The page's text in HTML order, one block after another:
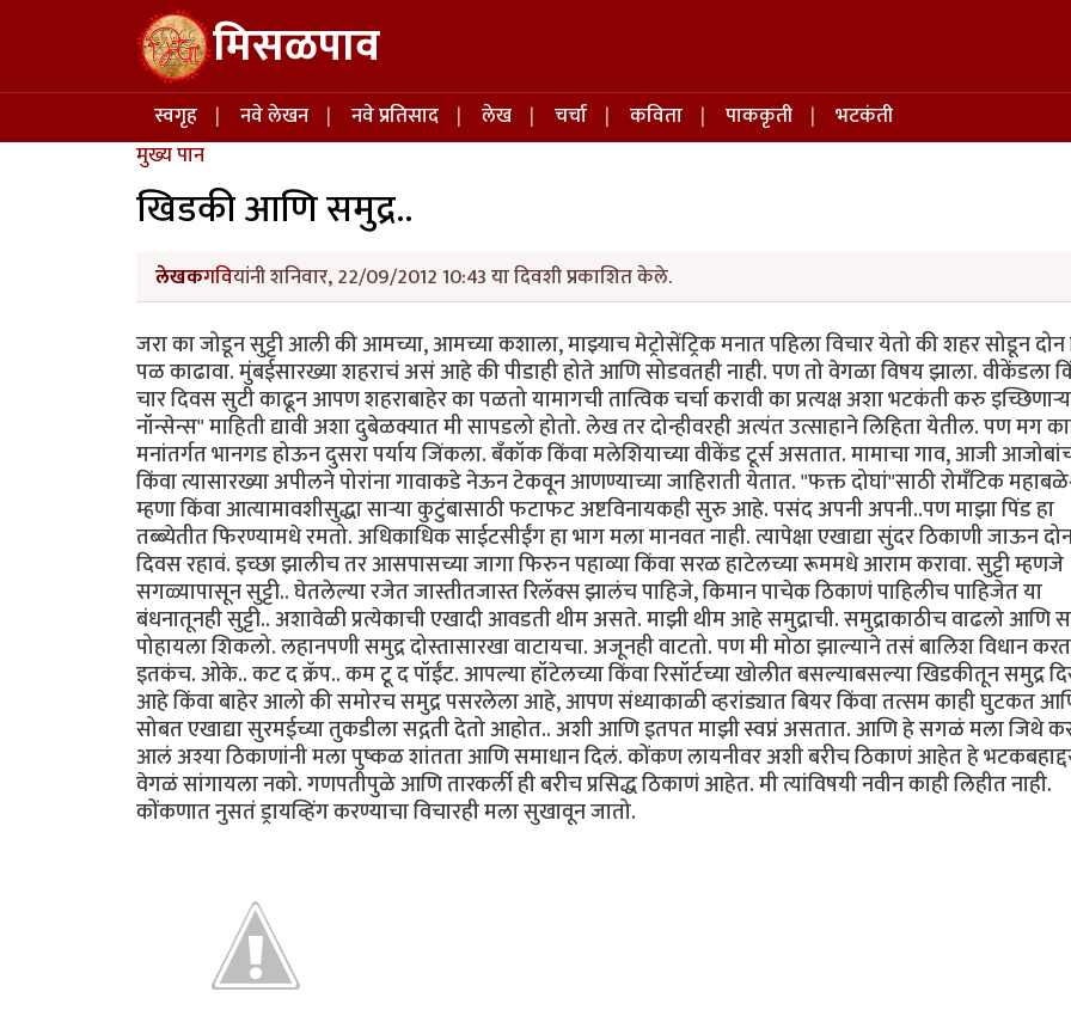
Skip to main content मिसळपाव
Main navigation
स्वगृह नवे लेखन नवे प्रतिसाद लेख चर्चा कविता पाककृती
भटकंती
मुख्य पान
खिडकी आणि समुद्र..
लेखकगवियांनी शनिवार, 22/09/2012 10:43 या दिवशी प्रकाशित केले.
जरा का जोडून सुट्टी आली की आमच्या, आमच्या कशाला, माझ्याच मेट्रोसेंट्रिक मनात पहिला विचार येतो की शहर सोडून
पळ काढावा. मुंबईसारख्या शहराचं असं आहे की पीडाही होते आणि सोडवतही नाही. पण तो वेगळा विषय झाला. वीकेंडला
चार दिवस सुटी काढून आपण शहराबाहेर का पळतो यामागची तात्विक चर्चा करावी का प्रत्यक्ष अशा भटकंती करु
नॉन्सेन्स" माहिती द्यावी अशा दुबेळक्यात मी सापडलो होतो. लेख तर दोन्हीवरही अत्यंत उत्साहाने लिहिता येतील. पण मग
मनांतर्गत भानगड होऊन दुसरा पर्याय जिंकला. बँकॉक किंवा मलेशियाच्या वीकेंड टूर्स असतात. मामाचा गाव, आजी
किंवा त्यासारख्या अपीलने पोरांना गावाकडे नेऊन टेकवून आणण्याच्या जाहिराती येतात. "फक्त दोघां"साठी रोमँटिक
म्हणा किंवा आत्यामावशीसुद्धा सार्‍या कुटुंबासाठी फटाफट अष्टविनायकही सुरु आहे. पसंद अपनी अपनी..पण माझा पिंड हा
तब्ब्येतीत फिरण्यामधे रमतो. अधिकाधिक साईटसीईंग हा भाग मला मानवत नाही. त्यापेक्षा एखाद्या सुंदर ठिकाणी जाऊन
दिवस रहावं. इच्छा झालीच तर आसपासच्या जागा फिरुन पहाव्या किंवा सरळ हाटेलच्या रूममधे आराम करावा. सुट्टी म्हणजे
सगळ्यापासून सुट्टी.. घेतलेल्या रजेत जास्तीतजास्त रिलॅक्स झालंच पाहिजे, किमान पाचेक ठिकाणं पाहिलीच पाहिजेत या
बंधनातूनही सुट्टी.. अशावेळी प्रत्येकाची एखादी आवडती थीम असते. माझी थीम आहे समुद्राची. समुद्राकाठीच वाढलो आणि
पोहायला शिकलो. लहानपणी समुद्र दोस्तासारखा वाटायचा. अजूनही वाटतो. पण मी मोठा झाल्याने तसं बालिश विधान
इतकंच. ओके.. कट द क्रॅप.. कम टू द पॉईंट. आपल्या हॉटेलच्या किंवा रिसॉर्टच्या खोलीत बसल्याबसल्या खिडकीतून समुद्र
आहे किंवा बाहेर आलो की समोरच समुद्र पसरलेला आहे, आपण संध्याकाळी व्हरांड्यात बियर किंवा तत्सम काही घुटकत
सोबत एखाद्या सुरमईच्या तुकडीला सद्गती देतो आहोत.. अशी आणि इतपत माझी स्वप्नं असतात. आणि हे सगळं मला जिथे
आलं अश्या ठिकाणांनी मला पुष्कळ शांतता आणि समाधान दिलं. कोंकण लायनीवर अशी बरीच ठिकाणं आहेत हे
वेगळं सांगायला नको. गणपतीपुळे आणि तारकर्ली ही बरीच प्रसिद्ध ठिकाणं आहेत. मी त्यांविषयी नवीन काही लिहीत नाही.
कोंकणात नुसतं ड्रायव्हिंग करण्याचा विचारही मला सुखावून जातो.